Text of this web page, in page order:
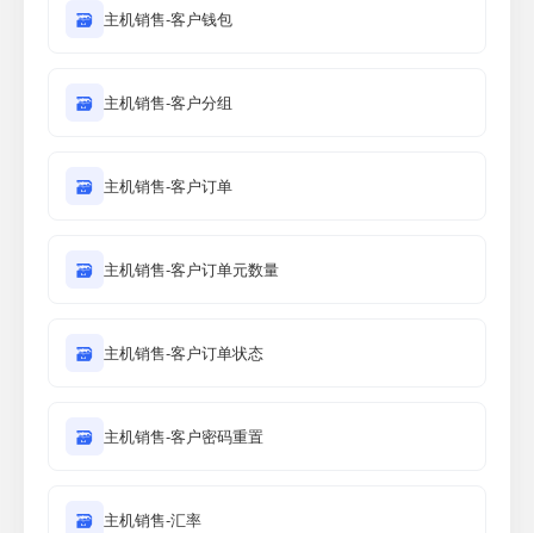
🗃 主机销售-客户钱包
🗃 主机销售-客户分组
🗃 主机销售-客户订单
🗃 主机销售-客户订单元数量
🗃 主机销售-客户订单状态
🗃 主机销售-客户密码重置
🗃 主机销售-汇率